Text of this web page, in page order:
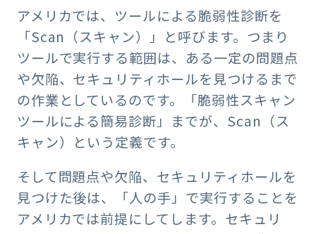
アメリカでは、ツールによる脆弱性診断を
「Scan（スキャン）」と呼びます。つまり
ツールで実行する範囲は、ある一定の問題点
や欠陥、セキュリティホールを見つけるまで
の作業としているのです。「脆弱性スキャン
ツールによる簡易診断」までが、Scan（ス
キャン）という定義です。
そして問題点や欠陥、セキュリティホールを
見つけた後は、「人の手」で実行することを
アメリカでは前提にしてします。セキュリ